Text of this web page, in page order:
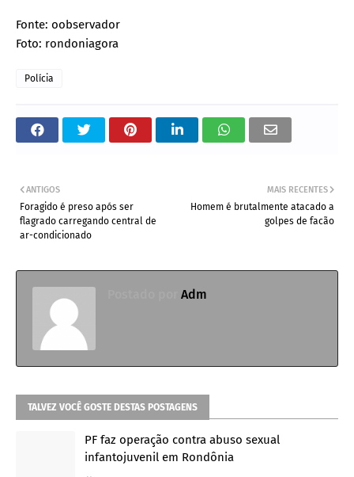
Fonte: oobservador
Foto: rondoniagora
Polícia
MAIS RECENTES
Homem é brutalmente atacado a
golpes de facão
ANTIGOS
Foragido é preso após ser
flagrado carregando central de
ar-condicionado
Adm
TALVEZ VOCÊ GOSTE DESTAS POSTAGENS
PF faz operação contra abuso sexual
infantojuvenil em Rondônia